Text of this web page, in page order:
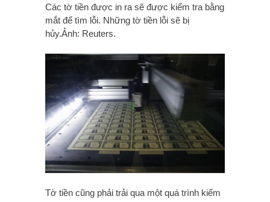
Các tờ tiền được in ra sẽ được kiểm tra bằng
mắt để tìm lỗi. Những tờ tiền lỗi sẽ bị
hủy.Ảnh: Reuters.
Tờ tiền cũng phải trải qua một quá trình kiểm